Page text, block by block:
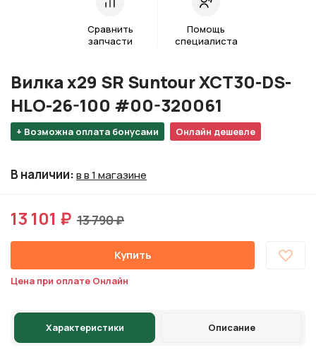
Сравнить
запчасти
Помощь
специалиста
+ Возможна оплата бонусами Онлайн дешевле
Вилка х29 SR Suntour XCT30-DS-
HLO-26-100 #00-320061
В наличии:в в 1 магазине
13 101 ₽ 13 790 ₽
Купить
Цена при оплате Онлайн
Характеристики Описание